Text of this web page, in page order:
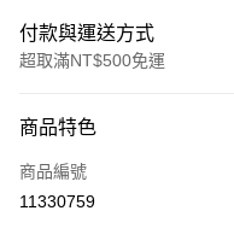
付款與運送方式
超取滿NT$500免運
信用卡一次付款
超商取貨付款
商品特色
商品編號
11330759